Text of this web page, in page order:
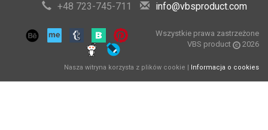
+48 723-745-711 info@vbsproduct.com
Wszystkie prawa zastrzeżone
VBS product
2026
Nasza witryna korzysta z plików cookie | Informacja o cookies